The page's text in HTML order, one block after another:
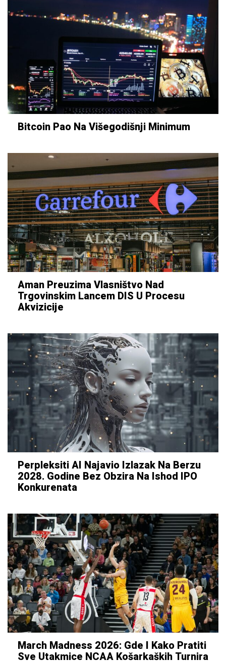
Bitcoin Pao Na Višegodišnji Minimum
Aman Preuzima Vlasništvo Nad
Trgovinskim Lancem DIS U Procesu
Akvizicije
Perpleksiti AI Najavio Izlazak Na Berzu
2028. Godine Bez Obzira Na Ishod IPO
Konkurenata
March Madness 2026: Gde I Kako Pratiti
Sve Utakmice NCAA Košarkaških Turnira